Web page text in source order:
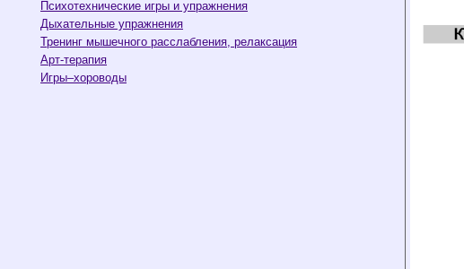
Психотехнические игры и упражнения
Дыхательные упражнения
Тренинг мышечного расслабления, релаксация
Арт-терапия
Игры–хороводы